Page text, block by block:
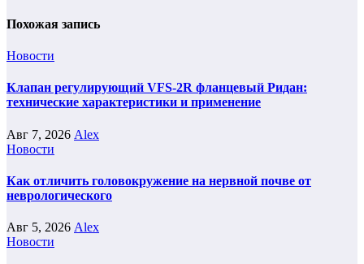
Похожая запись
Новости
Клапан регулирующий VFS-2R фланцевый Ридан:
технические характеристики и применение
Авг 7, 2026 Alex
Новости
Как отличить головокружение на нервной почве от
неврологического
Авг 5, 2026 Alex
Новости